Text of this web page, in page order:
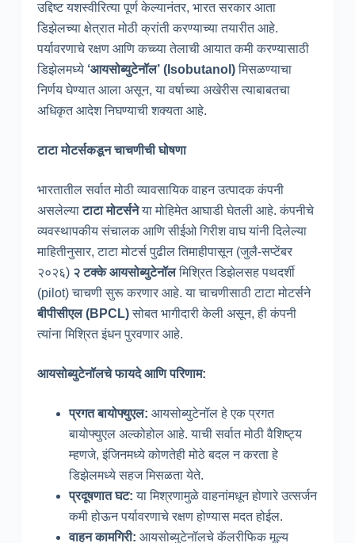
उद्दिष्ट यशस्वीरित्या पूर्ण केल्यानंतर, भारत सरकार आता
डिझेलच्या क्षेत्रात मोठी क्रांती करण्याच्या तयारीत आहे.
पर्यावरणाचे रक्षण आणि कच्च्या तेलाची आयात कमी करण्यासाठी
डिझेलमध्ये ‘आयसोब्युटेनॉल’ (Isobutanol)मिसळण्याचा
निर्णय घेण्यात आला असून, या वर्षाच्या अखेरीस त्याबाबतचा
अधिकृत आदेश निघण्याची शक्यता आहे.
टाटा मोटर्सकडून चाचणीची घोषणा
भारतातील सर्वात मोठी व्यावसायिक वाहन उत्पादक कंपनी
असलेल्याटाटा मोटर्सनेया मोहिमेत आघाडी घेतली आहे. कंपनीचे
व्यवस्थापकीय संचालक आणि सीईओ गिरीश वाघ यांनी दिलेल्या
माहितीनुसार, टाटा मोटर्स पुढील तिमाहीपासून (जुलै-सप्टेंबर
२०२६) २ टक्के आयसोब्युटेनॉलमिश्रित डिझेलसह पथदर्शी
(pilot) चाचणी सुरू करणार आहे. या चाचणीसाठी टाटा मोटर्सने
बीपीसीएल (BPCL)सोबत भागीदारी केली असून, ही कंपनी
त्यांना मिश्रित इंधन पुरवणार आहे.
आयसोब्युटेनॉलचे फायदे आणि परिणाम:
प्रगत बायोफ्युएल: आयसोब्युटेनॉल हे एक प्रगत
बायोफ्युएल अल्कोहोल आहे. याची सर्वात मोठी वैशिष्ट्य
म्हणजे, इंजिनमध्ये कोणतेही मोठे बदल न करता हे
डिझेलमध्ये सहज मिसळता येते.
प्रदूषणात घट: या मिश्रणामुळे वाहनांमधून होणारे उत्सर्जन
कमी होऊन पर्यावरणाचे रक्षण होण्यास मदत होईल.
वाहन कामगिरी: आयसोब्युटेनॉलचे कॅलरीफिक मूल्य